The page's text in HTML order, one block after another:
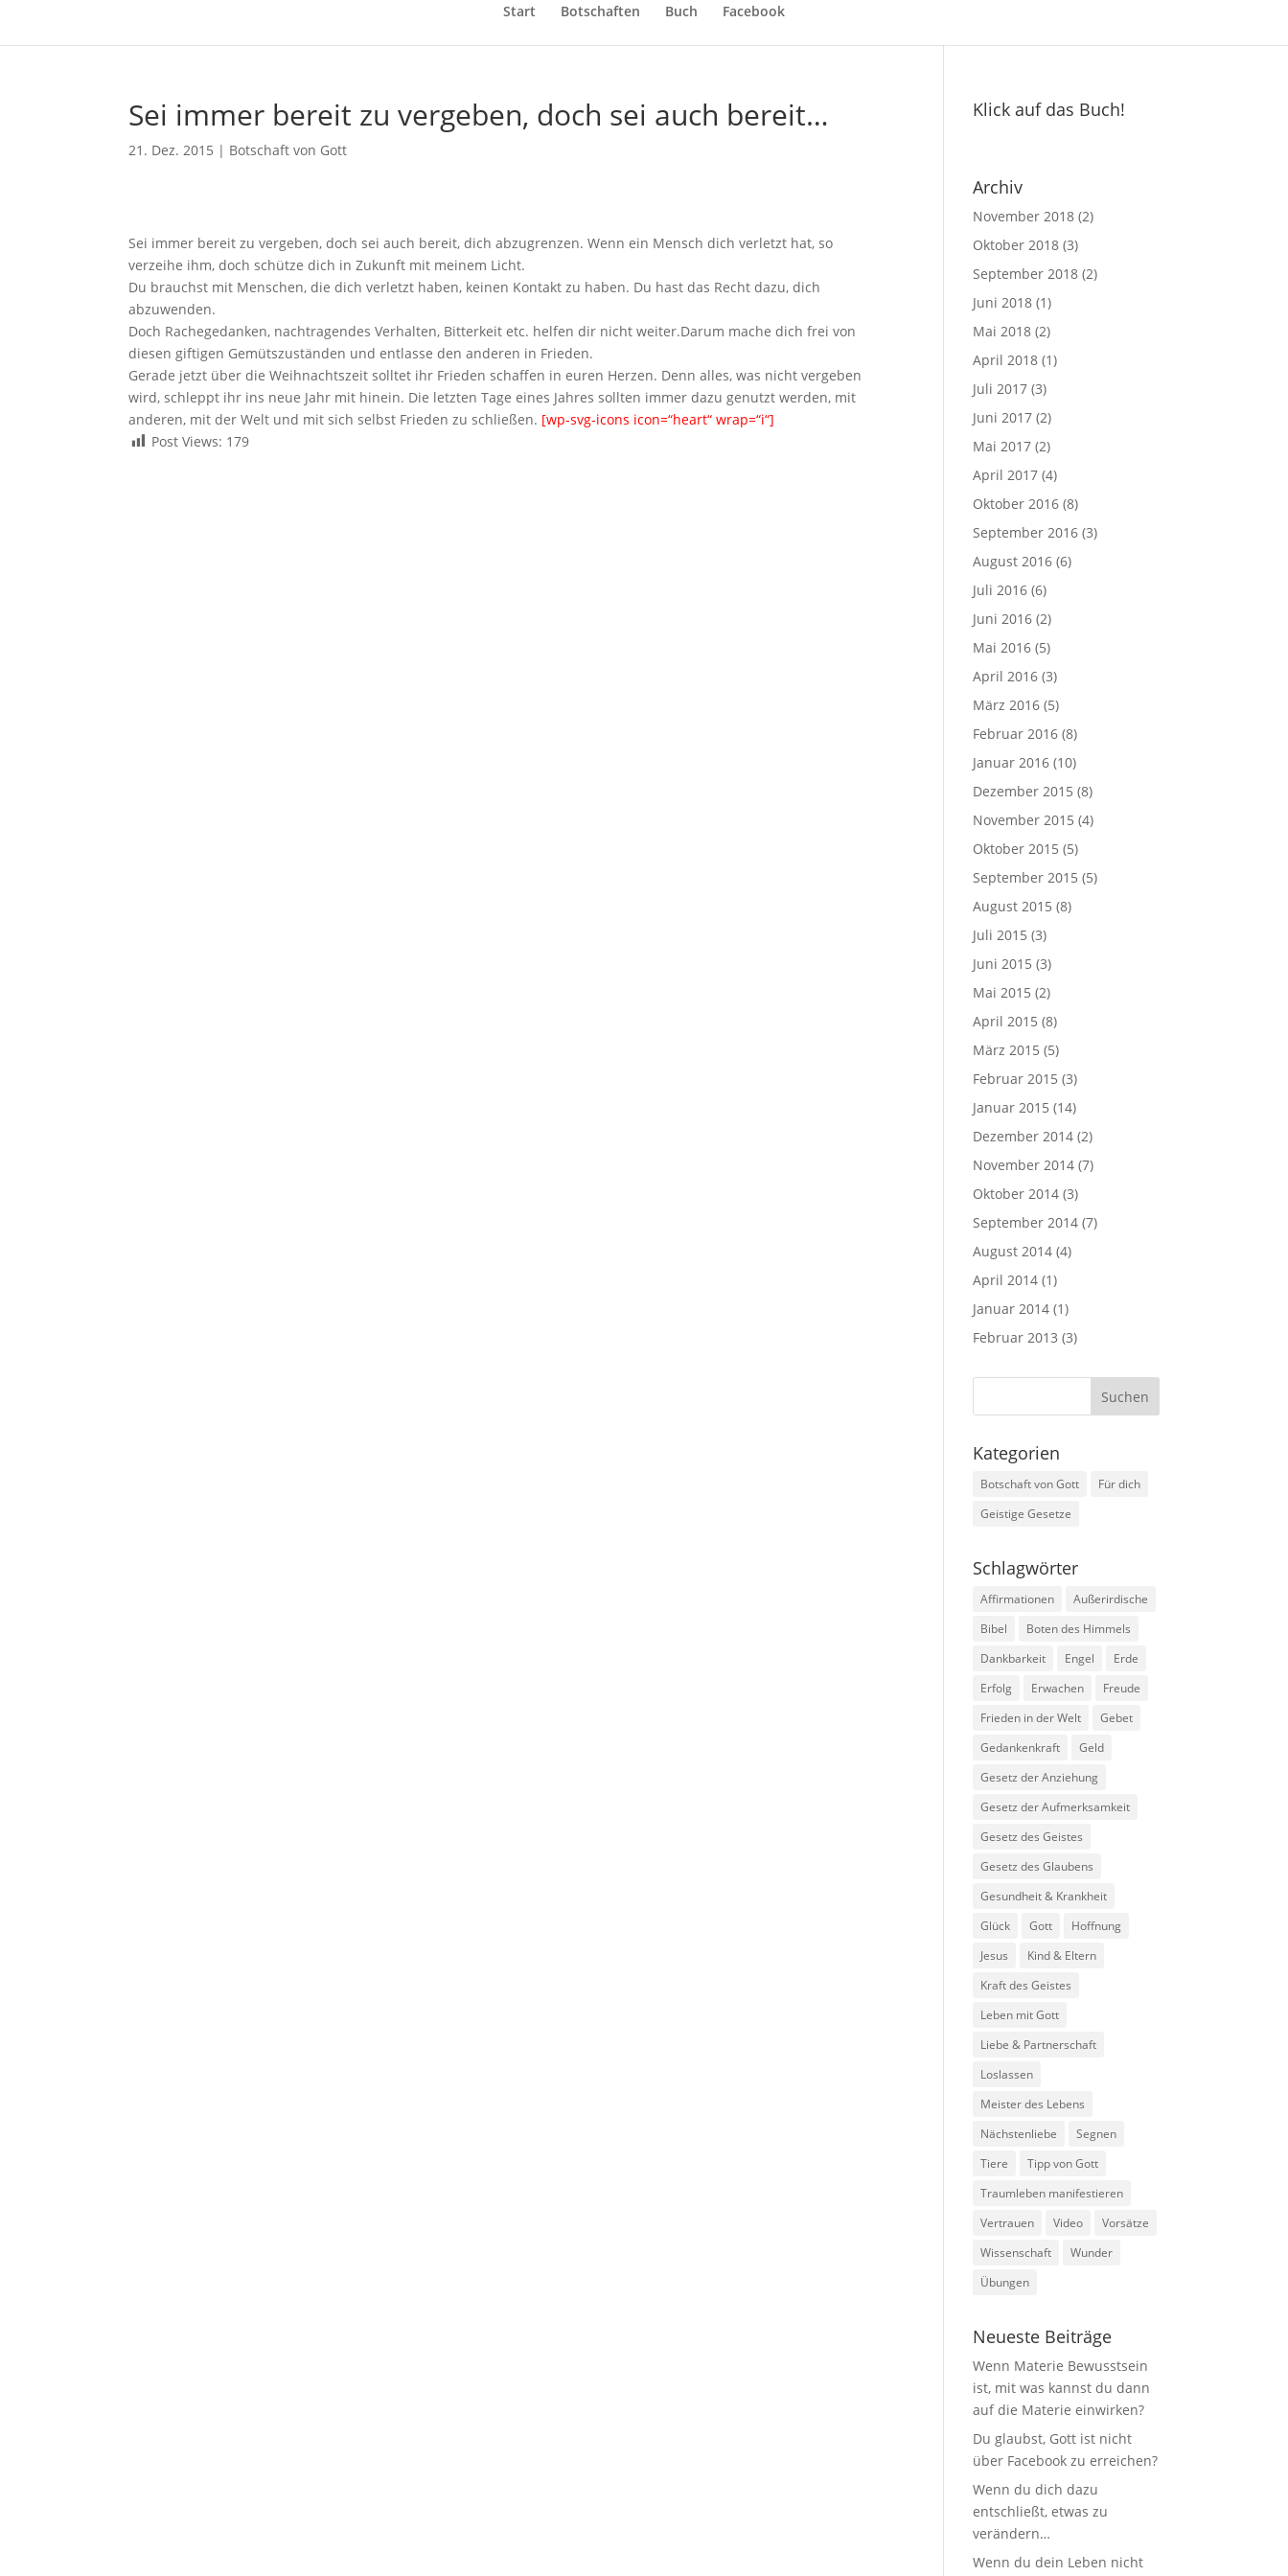
Start Botschaften Buch Facebook
Sei immer bereit zu vergeben, doch sei auch bereit…
21. Dez. 2015 | Botschaft von Gott
Sei immer bereit zu vergeben, doch sei auch bereit, dich abzugrenzen. Wenn ein Mensch dich verletzt hat, so
verzeihe ihm, doch schütze dich in Zukunft mit meinem Licht.
Du brauchst mit Menschen, die dich verletzt haben, keinen Kontakt zu haben. Du hast das Recht dazu, dich
abzuwenden.
Doch Rachegedanken, nachtragendes Verhalten, Bitterkeit etc. helfen dir nicht weiter.Darum mache dich frei von
diesen giftigen Gemütszuständen und entlasse den anderen in Frieden.
Gerade jetzt über die Weihnachtszeit solltet ihr Frieden schaffen in euren Herzen. Denn alles, was nicht vergeben
wird, schleppt ihr ins neue Jahr mit hinein. Die letzten Tage eines Jahres sollten immer dazu genutzt werden, mit
anderen, mit der Welt und mit sich selbst Frieden zu schließen. [wp-svg-icons icon=“heart“ wrap=“i“]
Post Views: 179
Klick auf das Buch!
Archiv
November 2018 (2)
Oktober 2018 (3)
September 2018 (2)
Juni 2018 (1)
Mai 2018 (2)
April 2018 (1)
Juli 2017 (3)
Juni 2017 (2)
Mai 2017 (2)
April 2017 (4)
Oktober 2016 (8)
September 2016 (3)
August 2016 (6)
Juli 2016 (6)
Juni 2016 (2)
Mai 2016 (5)
April 2016 (3)
März 2016 (5)
Februar 2016 (8)
Januar 2016 (10)
Dezember 2015 (8)
November 2015 (4)
Oktober 2015 (5)
September 2015 (5)
August 2015 (8)
Juli 2015 (3)
Juni 2015 (3)
Mai 2015 (2)
April 2015 (8)
März 2015 (5)
Februar 2015 (3)
Januar 2015 (14)
Dezember 2014 (2)
November 2014 (7)
Oktober 2014 (3)
September 2014 (7)
August 2014 (4)
April 2014 (1)
Januar 2014 (1)
Februar 2013 (3)
Kategorien
Botschaft von Gott
Für dich
Geistige Gesetze
Schlagwörter
Affirmationen
Außerirdische
Bibel
Boten des Himmels
Dankbarkeit
Engel
Erde
Erfolg
Erwachen
Freude
Frieden in der Welt
Gebet
Gedankenkraft
Geld
Gesetz der Anziehung
Gesetz der Aufmerksamkeit
Gesetz des Geistes
Gesetz des Glaubens
Gesundheit & Krankheit
Glück
Gott
Hoffnung
Jesus
Kind & Eltern
Kraft des Geistes
Leben mit Gott
Liebe & Partnerschaft
Loslassen
Meister des Lebens
Nächstenliebe
Segnen
Tiere
Tipp von Gott
Traumleben manifestieren
Vertrauen
Video
Vorsätze
Wissenschaft
Wunder
Übungen
Neueste Beiträge
Wenn Materie Bewusstsein
ist, mit was kannst du dann
auf die Materie einwirken?
Du glaubst, Gott ist nicht
über Facebook zu erreichen?
Wenn du dich dazu
entschließt, etwas zu
verändern…
Wenn du dein Leben nicht